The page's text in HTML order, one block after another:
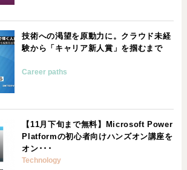
技術への渇望を原動力に。クラウド未経
験から「キャリア新人賞」を掴むまで
Career paths
【11月下旬まで無料】Microsoft Power
Platformの初心者向けハンズオン講座を
オン･･･
Technology